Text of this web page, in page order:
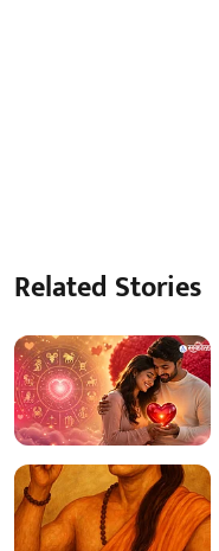
Related Stories